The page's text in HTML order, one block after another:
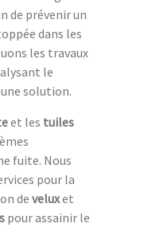
de prévenir un
dans les
les travaux
le
solution.
et les tuiles
fuite. Nous
pour la
de veluxet
pour assainir le